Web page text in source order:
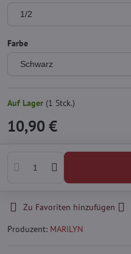
Farbe
Auf Lager (1 Stck.)
10,90 €
Zu Favoriten hinzufügen
Produzent: MARILYN